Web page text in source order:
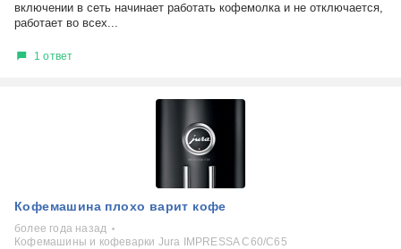
включении в сеть начинает работать кофемолка и не отключается,
работает во всех...
1 ответ
Кофемашина плохо варит кофе
более года назад
Кофемашины и кофеварки Jura IMPRESSA C60/C65